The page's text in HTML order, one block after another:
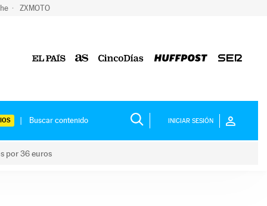
ZXMOTO
INICIAR SESIÓN
por 36 euros